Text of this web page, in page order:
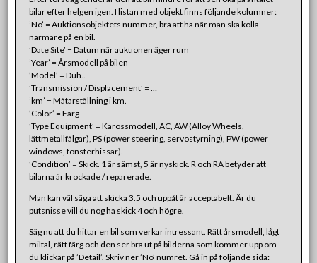
bilar efter helgen igen. I listan med objekt finns följande kolumner:
’No’ = Auktionsobjektets nummer, bra att ha när man ska kolla
närmare på en bil.
’Date Site’ = Datum när auktionen äger rum
’Year’ = Årsmodell på bilen
’Model’ = Duh..
’Transmission / Displacement’ = …
’km’ = Mätarställning i km.
’Color’ = Färg
’Type Equipment’ = Karossmodell, AC, AW (Alloy Wheels,
lättmetallfälgar), PS (power steering, servostyrning), PW (power
windows, fönsterhissar).
’Condition’ = Skick. 1 är sämst, 5 är nyskick. R och RA betyder att
bilarna är krockade / reparerade.
Man kan väl säga att skicka 3.5 och uppåt är acceptabelt. Är du
putsnisse vill du nog ha skick 4 och högre.
Säg nu att du hittar en bil som verkar intressant. Rätt årsmodell, lågt
miltal, rätt färg och den ser bra ut på bilderna som kommer upp om
du klickar på ’Detail’. Skriv ner ’No’ numret. Gå in på följande sida: